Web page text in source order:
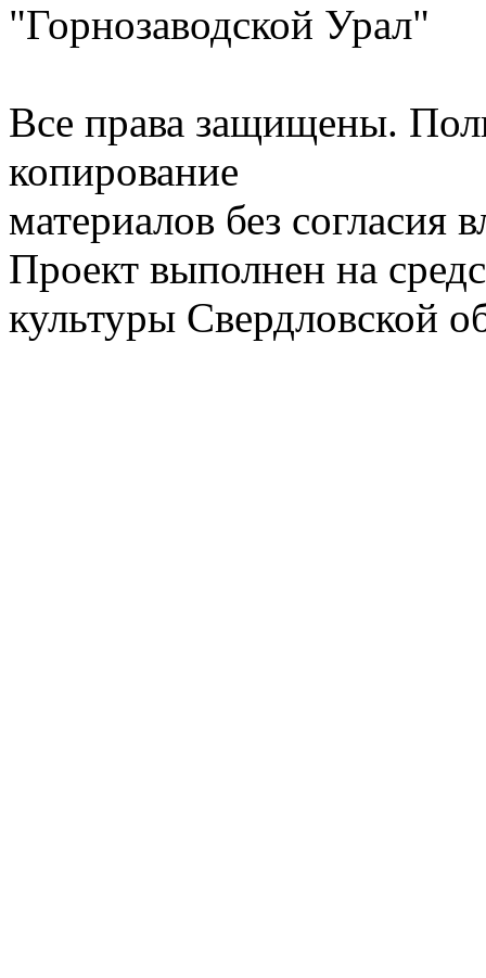
"Горнозаводской Урал"
Все права защищены.
копирование
материалов без согласия
Проект выполнен на
культуры Свердловской